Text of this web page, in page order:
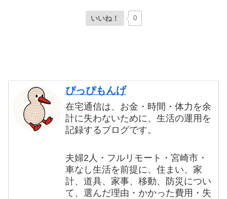
いいね！ 0
ぴっぴもんげ
在宅通信は、お金・時間・体力を余
計に失わないために、生活の運用を
記録するブログです。
夫婦2人・フルリモート・宮崎市・
車なし生活を前提に、住まい、家
計、道具、家事、移動、防災につい
て、選んだ理由・かかった費用・失